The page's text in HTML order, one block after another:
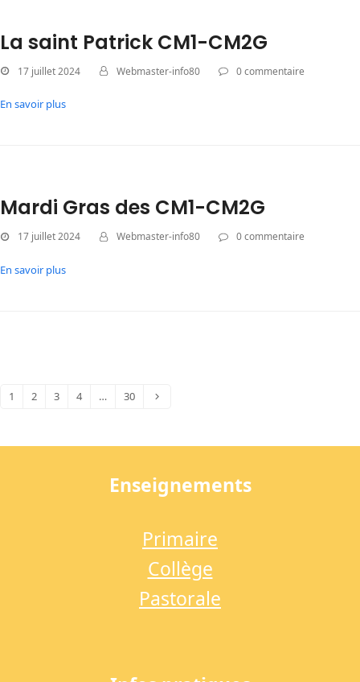
La saint Patrick CM1-CM2G
17 juillet 2024 Webmaster-info80 0 commentaire
En savoir plus
Mardi Gras des CM1-CM2G
17 juillet 2024 Webmaster-info80 0 commentaire
En savoir plus
Page
1 Page
2 Page
3 Page
4 … Page
30 Suivant
Enseignements
Primaire
Collège
Pastorale